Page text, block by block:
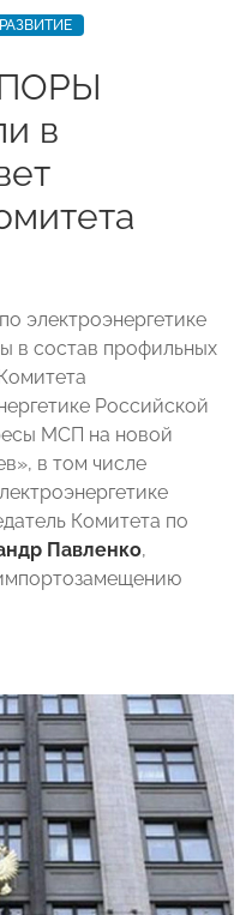
в
электроэнергетике
состав профильных
Российской
МСП на новой
в том числе
Комитета по
Павленко,